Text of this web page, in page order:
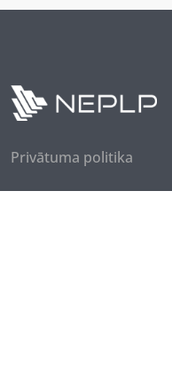
Privātuma politika